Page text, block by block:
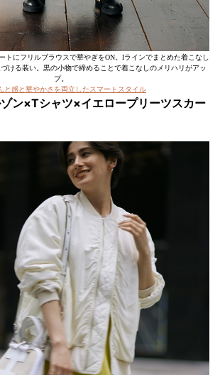
トにフリルブラウスで華やぎをON。Iラインでまとめた着こなし
ける装い。黒の小物で締めることで着こなしのメリハリがアッ
プ。
と感と華やかさを両立したスマートスタイル
ン×Tシャツ×イエロープリーツスカー